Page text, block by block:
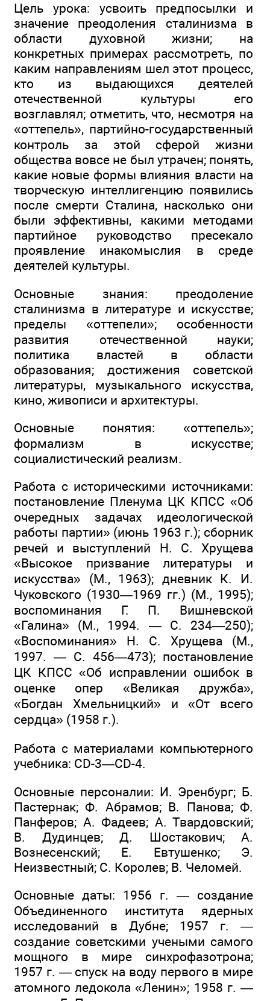
Цель урока: усвоить предпосылки и
значение преодоления сталинизма в
области духовной жизни; на
конкретных примерах рассмотреть, по
каким направлениям шел этот процесс,
кто из выдающихся деятелей
отечественной культуры его
возглавлял; отметить, что, несмотря на
«оттепель», партийно-государственный
контроль за этой сферой жизни
общества вовсе не был утрачен; понять,
какие новые формы влияния власти на
творческую интеллигенцию появились
после смерти Сталина, насколько они
были эффективны, какими методами
партийное руководство пресекало
проявление инакомыслия в среде
деятелей культуры.
Основные знания: преодоление
сталинизма в литературе и искусстве;
пределы «оттепели»; особенности
развития отечественной науки;
политика властей в области
образования; достижения советской
литературы, музыкального искусства,
кино, живописи и архитектуры.
Основные понятия: «оттепель»;
формализм в искусстве;
социалистический реализм.
Работа с историческими источниками:
постановление Пленума ЦК КПСС «Об
очередных задачах идеологической
работы партии» (июнь 1963 г.); сборник
речей и выступлений Н. С. Хрущева
«Высокое призвание литературы и
искусства» (М., 1963); дневник К. И.
Чуковского (1930—1969 гг.) (М., 1995);
воспоминания Г. П. Вишневской
«Галина» (М., 1994. — С. 234—250);
«Воспоминания» Н. С. Хрущева (М.,
1997. — С. 456—473); постановление
ЦК КПСС «Об исправлении ошибок в
оценке опер «Великая дружба»,
«Богдан Хмельницкий» и «От всего
сердца» (1958 г.).
Работа с материалами компьютерного
учебника: CD-3—CD-4.
Основные персоналии: И. Эренбург; Б.
Пастернак; Ф. Абрамов; В. Панова; Ф.
Панферов; А. Фадеев; А. Твардовский;
В. Дудинцев; Д. Шостакович; А.
Вознесенский; Е. Евтушенко; Э.
Неизвестный; С. Королев; В. Челомей.
Основные даты: 1956 г. — создание
Объединенного института ядерных
исследований в Дубне; 1957 г. —
создание советскими учеными самого
мощного в мире синхрофазотрона;
1957 г. — спуск на воду первого в мире
атомного ледокола «Ленин»; 1958 г. —